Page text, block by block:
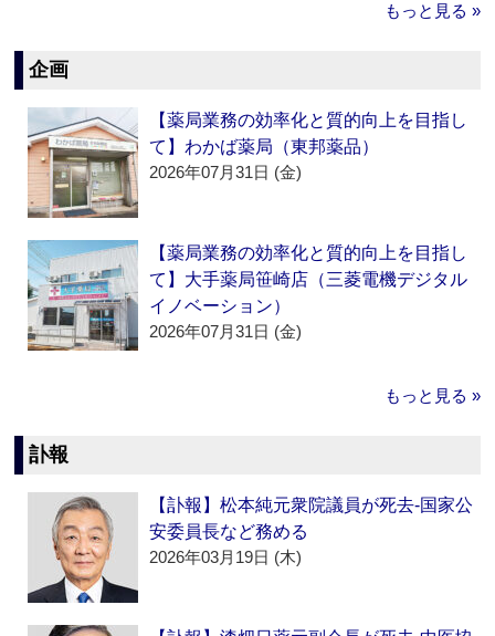
もっと見る »
企画
【薬局業務の効率化と質的向上を目指し
て】わかば薬局（東邦薬品）
2026年07月31日 (金)
【薬局業務の効率化と質的向上を目指し
て】大手薬局笹崎店（三菱電機デジタル
イノベーション）
2026年07月31日 (金)
もっと見る »
訃報
【訃報】松本純元衆院議員が死去‐国家公
安委員長など務める
2026年03月19日 (木)